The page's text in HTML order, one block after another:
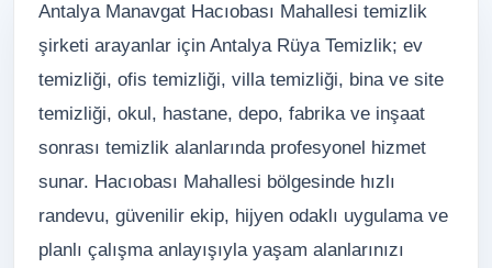
Antalya Manavgat Hacıobası Mahallesi temizlik
şirketi arayanlar için Antalya Rüya Temizlik; ev
temizliği, ofis temizliği, villa temizliği, bina ve site
temizliği, okul, hastane, depo, fabrika ve inşaat
sonrası temizlik alanlarında profesyonel hizmet
sunar. Hacıobası Mahallesi bölgesinde hızlı
randevu, güvenilir ekip, hijyen odaklı uygulama ve
planlı çalışma anlayışıyla yaşam alanlarınızı